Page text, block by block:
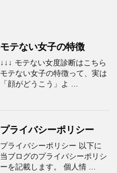
モテない女子の特徴
↓↓↓ モテない女度診断はこちら
モテない女子の特徴って、実は
「顔がどうこう」よ ...
プライバシーポリシー
プライバシーポリシー 以下に
当ブログのプライバシーポリシ
ーを記載します。 個人情 ...